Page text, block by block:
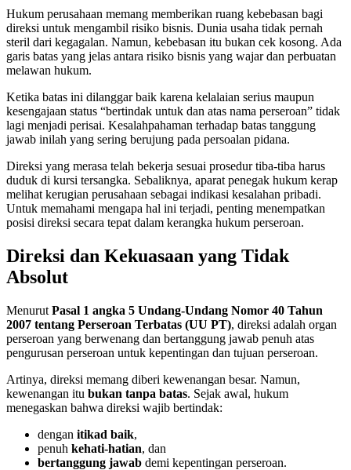
Hukum perusahaan memang memberikan ruang kebebasan bagi
direksi untuk mengambil risiko bisnis. Dunia usaha tidak pernah
steril dari kegagalan. Namun, kebebasan itu bukan cek kosong. Ada
garis batas yang jelas antara risiko bisnis yang wajar dan perbuatan
melawan hukum.
Ketika batas ini dilanggar baik karena kelalaian serius maupun
kesengajaan status “bertindak untuk dan atas nama perseroan” tidak
lagi menjadi perisai. Kesalahpahaman terhadap batas tanggung
jawab inilah yang sering berujung pada persoalan pidana.
Direksi yang merasa telah bekerja sesuai prosedur tiba-tiba harus
duduk di kursi tersangka. Sebaliknya, aparat penegak hukum kerap
melihat kerugian perusahaan sebagai indikasi kesalahan pribadi.
Untuk memahami mengapa hal ini terjadi, penting menempatkan
posisi direksi secara tepat dalam kerangka hukum perseroan.
Direksi dan Kekuasaan yang Tidak
Absolut
Menurut Pasal 1 angka 5 Undang-Undang Nomor 40 Tahun
2007 tentang Perseroan Terbatas (UU PT), direksi adalah organ
perseroan yang berwenang dan bertanggung jawab penuh atas
pengurusan perseroan untuk kepentingan dan tujuan perseroan.
Artinya, direksi memang diberi kewenangan besar. Namun,
kewenangan itu bukan tanpa batas. Sejak awal, hukum
menegaskan bahwa direksi wajib bertindak:
dengan itikad baik,
penuh kehati-hatian, dan
bertanggung jawab demi kepentingan perseroan.